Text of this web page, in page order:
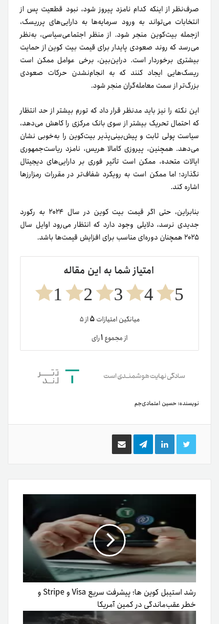
صرف‌نظر از اینکه کدام نامزد پیروز شود، نبود قطعیت پس از
انتخابات می‌تواند به ورود سرمایه‌ها به دارایی‌های پرریسک،
از‌جمله بیت‌کوین منجر شود. از منظر اجتماعی‌سیاسی، به‌نظر
می‌رسد که روند صعودی پایدار برای قیمت بیت کوین از حمایت
بیشتری برخوردار است. دراین‌بین، برخی عوامل ممکن است
ریسک‌هایی ایجاد کنند که به انجام‌نشدن حرکات صعودی
بزرگ‌تر از سمت معامله‌گران منجر شود.
این نکته را نیز باید مدنظر قرار داد که تورم بیشتر از حد انتظار
که احتمال تحریک بیشتر از سوی بانک مرکزی را کاهش می‌دهد،
سیاست پولی ثابت و پیش‌بینی‌پذیر بیت‌کوین را به‌خوبی نشان
می‌دهد. همچنین، پیروزی کامالا هریس، نامزد ریاست‌جمهوری
ایالات متحده، ممکن است تأثیر فوری بر دارایی‌های دیجیتال
نگذارد؛ اما ممکن است به رویکرد شفاف‌تر در مقررات رمزارزها
اشاره کند.
بنابراین، حتی اگر قیمت بیت کوین در سال ۲۰۲۴ به رکورد
جدیدی نرسد، دلایلی وجود دارد که انتظار می‌رود اوایل سال
۲۰۲۵ همچنان دوره‌ای مناسب برای افزایش قیمت‌ها باشد.
امتیاز شما به این مقاله
5
4
3
2
1
میانگین امتیازات ۵از ۵
از مجموع۱رای
نویسنده: حسین اعتمادی‌جم
توییتر لینکدینتلگرام اشتراک
گذاری
ایمیل
رشد استیبل کوین ها؛ پیشرفت سریع Visa و Stripe و
خطر عقب‌ماندگی در کمین آمریکا